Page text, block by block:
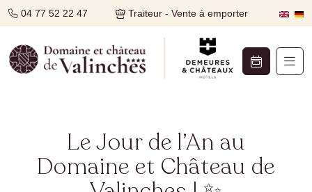
04 77 52 22 47 Traiteur - Vente à emporter
Le Jour de l’An au
Domaine et Château de